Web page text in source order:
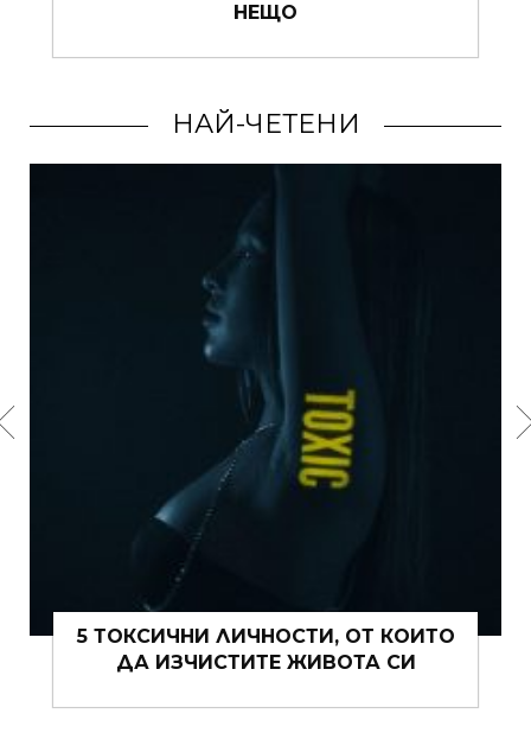
ПРИВЛИЧАНЕ НА ПАРИ
НАЙ-ЧЕТЕНИ
15 ЩИПКИ РОМАНТИКА КЪМ ЖИВОТА
ВИ ТОВА ЛЯТО